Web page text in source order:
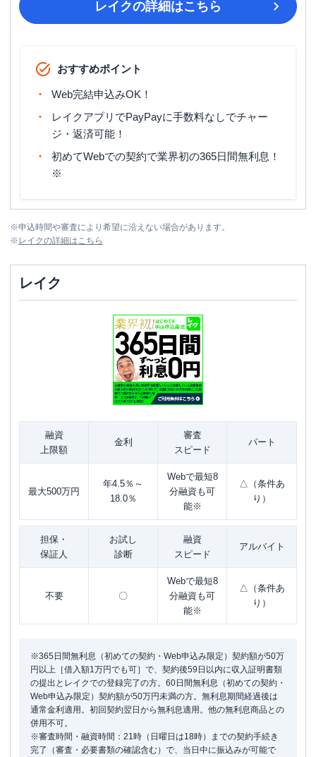
レイクの詳細はこちら
おすすめポイント
Web完結申込みOK！
レイクアプリでPayPayに手数料なしでチャー
ジ・返済可能！
初めてWebでの契約で業界初の365日間無利息！
※
※申込時間や審査により希望に沿えない場合があります。
※ レイクの詳細はこちら
レイク
融資
上限額
金利
審査
スピード
パート
最大500万円
年4.5％～
18.0％
Webで最短8
分融資も可
能※
△（条件あ
り）
担保・
保証人
お試し
診断
融資
スピード
アルバイト
不要 〇
Webで最短8
分融資も可
能※
△（条件あ
り）
※365日間無利息（初めての契約・Web申込み限定）契約額が50万
円以上［借入額1万円でも可］で、契約後59日以内に収入証明書類
の提出とレイクでの登録完了の方。60日間無利息（初めての契約・
Web申込み限定）契約額が50万円未満の方。無利息期間経過後は
通常金利適用。初回契約翌日から無利息適用。他の無利息商品との
併用不可。
※審査時間・融資時間：21時（日曜日は18時）までの契約手続き
完了（審査・必要書類の確認含む）で、当日中に振込みが可能で